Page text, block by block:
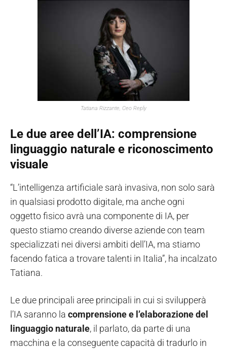
Tatiana Rizzante, Ceo Reply
Le due aree dell’IA: comprensione
linguaggio naturale e riconoscimento
visuale
“L’intelligenza artificiale sarà invasiva, non solo sarà
in qualsiasi prodotto digitale, ma anche ogni
oggetto fisico avrà una componente di IA, per
questo stiamo creando diverse aziende con team
specializzati nei diversi ambiti dell’IA, ma stiamo
facendo fatica a trovare talenti in Italia”, ha incalzato
Tatiana.
Le due principali aree principali in cui si svilupperà
l’IA saranno la comprensione e l’elaborazione del
linguaggio naturale, il parlato, da parte di una
macchina e la conseguente capacità di tradurlo in